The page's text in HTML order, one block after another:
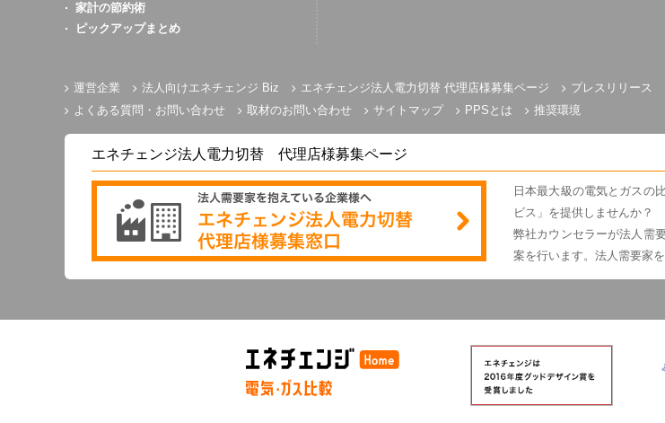
家計の節約術
ピックアップまとめ
運営企業 法人向けエネチェンジ Biz エネチェンジ法人電力切替 代理店様募集ページ プレスリリース
よくある質問・お問い合わせ
取材のお問い合わせ サイトマップ PPSとは 推奨環境
エネチェンジ法人電力切替 代理店様募集ページ
日本最大級の電気とガスの
ビス」を提供しませんか？
弊社カウンセラーが法人需
案を行います。法人需要家
電気とガスのかんたん比較 エネチェ